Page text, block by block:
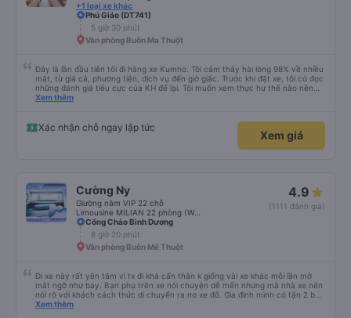
+1 loại xe khác
Phú Giáo (DT741)
5 giờ 30 phút
Văn phòng Buôn Ma Thuột
Đây là lần đầu tiên tôi đi hãng xe Kumho. Tôi cảm thấy hài lòng 98% về nhiều
mặt, từ giá cả, phương tiện, dịch vụ đến giờ giấc. Trước khi đặt xe, tôi có đọc
những đánh giá tiêu cực của KH để lại. Tôi muốn xem thực hư thế nào nên
thử 1 lần cho biết. Có thể do tôi may mắn, tôi đã 0 gặp phải những điều tệ
quảng đường đầu. Tôi sẽ tiếp tục ủng hộ nhà xe. Hy vọng lần sau sẽ tốt hơn.
Chân thành cám ơn nhà xe.
Xem thêm
Xác nhận chỗ ngay lập tức
Xem giá
Cường Ny
Giường nằm VIP 22 chỗ
4.9
(1111 đánh giá)
Cổng Chào Bình Dương
8 giờ 20 phút
Văn phòng Buôn Mê Thuột
Đi xe này rất yên tâm vì tx đi khá cẩn thân k giống vài xe khác mỗi lần mở
mắt ngỡ như bay. Bạn phụ trên xe nói chuyện dễ mến nhưng mà nhà xe nên
nói rõ với khách cách thức di chuyển ra nơ xe đỗ. Gia đình mình có tận 2 bé
nhỏ tay xách nách mang mà mình bị xoay vòng vòng đi bộ đến khu đỗ xe thì
Xem thêm